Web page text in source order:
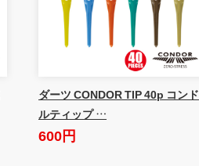
ダーツ CONDOR TIP 40p コンド
ルティップ …
600円